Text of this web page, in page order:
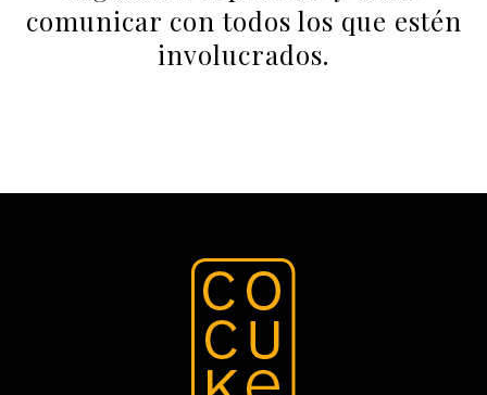
comunicar con todos los que estén
involucrados.